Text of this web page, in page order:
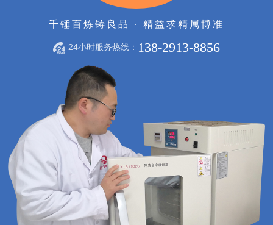
千锤百炼铸良品 · 精益求精属博准
24小时服务热线： 138-2913-8856